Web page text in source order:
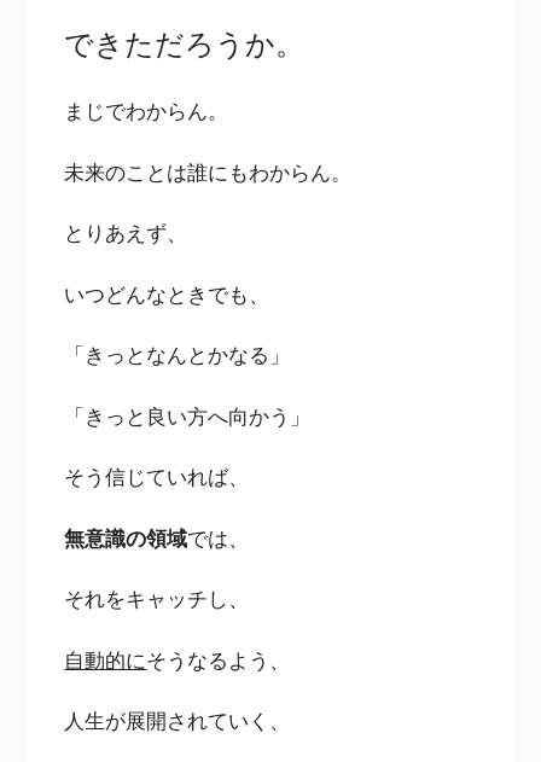
できただろうか。
まじでわからん。
未来のことは誰にもわからん。
とりあえず、
いつどんなときでも、
「きっとなんとかなる」
「きっと良い方へ向かう」
そう信じていれば、
無意識の領域では、
それをキャッチし、
自動的にそうなるよう、
人生が展開されていく、